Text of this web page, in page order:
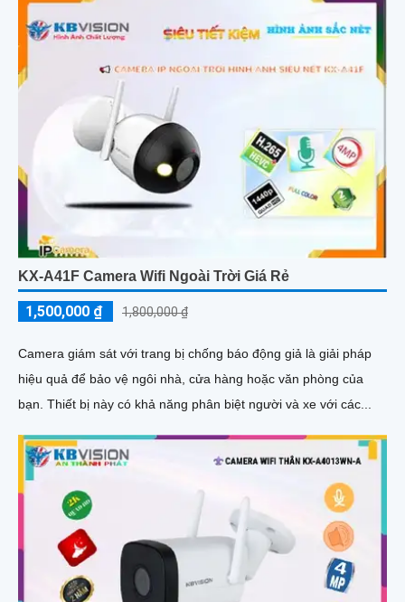
KX-A41F Camera Wifi Ngoài Trời Giá Rẻ
1,500,000 ₫ 1,800,000 ₫
Camera giám sát với trang bị chống báo động giả là giải pháp
hiệu quả để bảo vệ ngôi nhà, cửa hàng hoặc văn phòng của
bạn. Thiết bị này có khả năng phân biệt người và xe với các...